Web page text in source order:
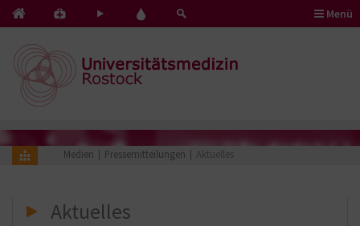
Kontakt
Notfälle
Pflege
Herz
Blut
Menü
Medien Pressemitteilungen Aktuelles
Aktuelles